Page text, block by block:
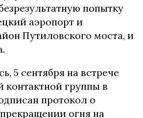
попытку
аэропорт и
Путиловского моста, и
5 сентября на встрече
контактной группы в
протокол о
огня на